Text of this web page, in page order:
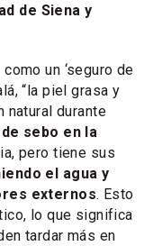
de Siena y
un ‘seguro de
“la piel grasa y
natural durante
sebo en la
pero tiene sus
el agua y
externos. Esto
lo que significa
tardar más en